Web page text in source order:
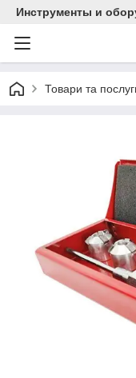
Инструменты и
Товари та